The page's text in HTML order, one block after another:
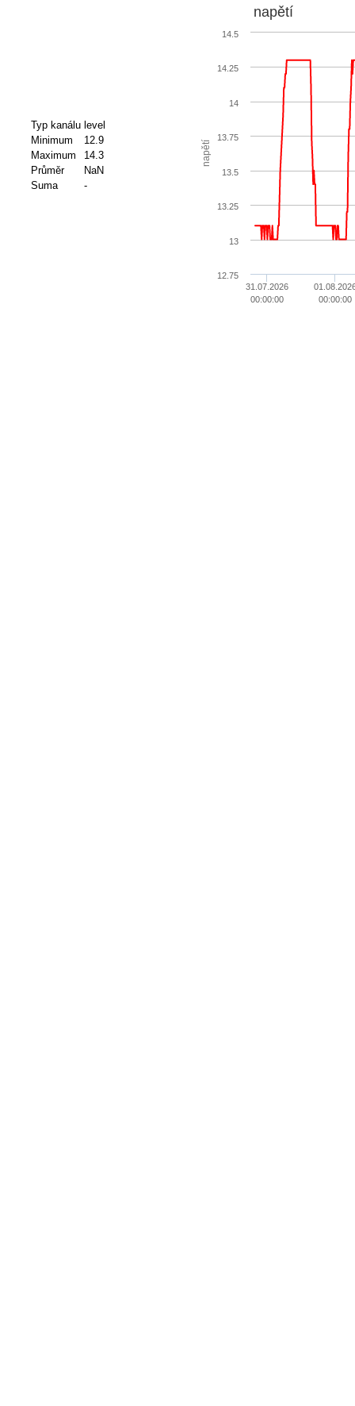
Typ kanálu level
Minimum
12.9
Maximum
14.3
Průměr
NaN
Suma
-
napětí
napětí
31.07.2026
00:00:00
00:00:00
12.75
13
13.25
13.5
13.75
14
14.25
14.5